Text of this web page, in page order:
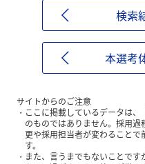
検索
本選考
サイトからのご注意
ここに掲載しているデータは
のものではありません。採用
更や採用担当者が変わることで
す。
また、言うまでもないことで